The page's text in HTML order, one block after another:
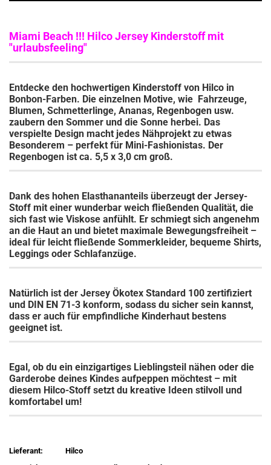
Miami Beach !!! Hilco Jersey Kinderstoff mit
"urlaubsfeeling"
Entdecke den hochwertigen Kinderstoff von Hilco in
Bonbon-Farben. Die einzelnen Motive, wie Fahrzeuge,
Blumen, Schmetterlinge, Ananas, Regenbogen usw.
zaubern den Sommer und die Sonne herbei. Das
verspielte Design macht jedes Nähprojekt zu etwas
Besonderem – perfekt für Mini-Fashionistas. Der
Regenbogen ist ca. 5,5 x 3,0 cm groß.
Dank des hohen Elasthananteils überzeugt der Jersey-
Stoff mit einer wunderbar weich fließenden Qualität, die
sich fast wie Viskose anfühlt. Er schmiegt sich angenehm
an die Haut an und bietet maximale Bewegungsfreiheit –
ideal für leicht fließende Sommerkleider, bequeme Shirts,
Leggings oder Schlafanzüge.
Natürlich ist der Jersey Ökotex Standard 100 zertifiziert
und DIN EN 71-3 konform, sodass du sicher sein kannst,
dass er auch für empfindliche Kinderhaut bestens
geeignet ist.
Egal, ob du ein einzigartiges Lieblingsteil nähen oder die
Garderobe deines Kindes aufpeppen möchtest – mit
diesem Hilco-Stoff setzt du kreative Ideen stilvoll und
komfortabel um!
Lieferant:
Hilco